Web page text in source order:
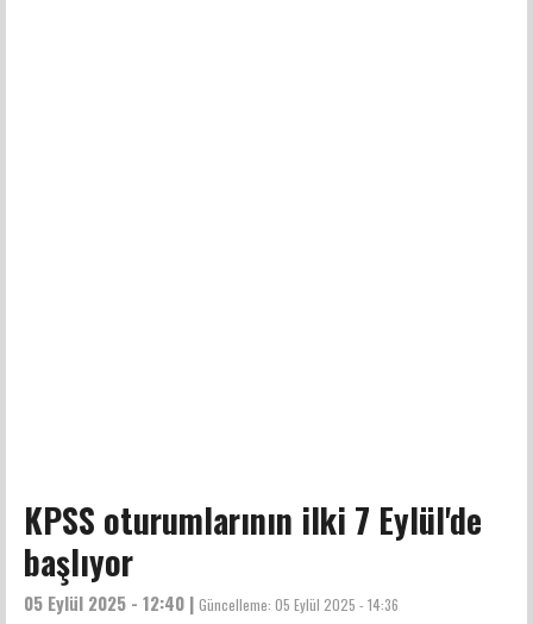
KPSS oturumlarının ilki 7 Eylül'de
başlıyor
05 Eylül 2025 - 12:40 | Güncelleme: 05 Eylül 2025 - 14:36